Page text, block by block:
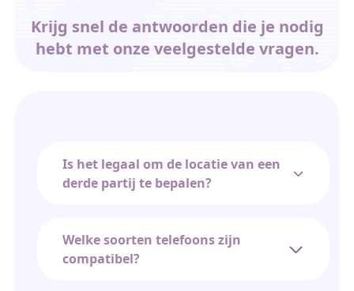
Krijg snel de antwoorden die je nodig
hebt met onze veelgestelde vragen.
Is het legaal om de locatie van een
derde partij te bepalen?
Welke soorten telefoons zijn
compatibel?